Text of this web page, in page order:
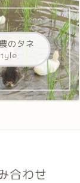
のタネ
合わせ